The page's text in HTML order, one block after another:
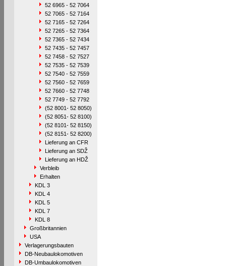
52 6965 - 52 7064
52 7065 - 52 7164
52 7165 - 52 7264
52 7265 - 52 7364
52 7365 - 52 7434
52 7435 - 52 7457
52 7458 - 52 7527
52 7535 - 52 7539
52 7540 - 52 7559
52 7560 - 52 7659
52 7660 - 52 7748
52 7749 - 52 7792
(52 8001- 52 8050)
(52 8051- 52 8100)
(52 8101- 52 8150)
(52 8151- 52 8200)
Lieferung an CFR
Lieferung an SDŽ
Lieferung an HDŽ
Verbleib
Erhalten
KDL 3
KDL 4
KDL 5
KDL 7
KDL 8
Großbritannien
USA
Verlagerungsbauten
DB-Neubaulokomotiven
DB-Umbaulokomotiven